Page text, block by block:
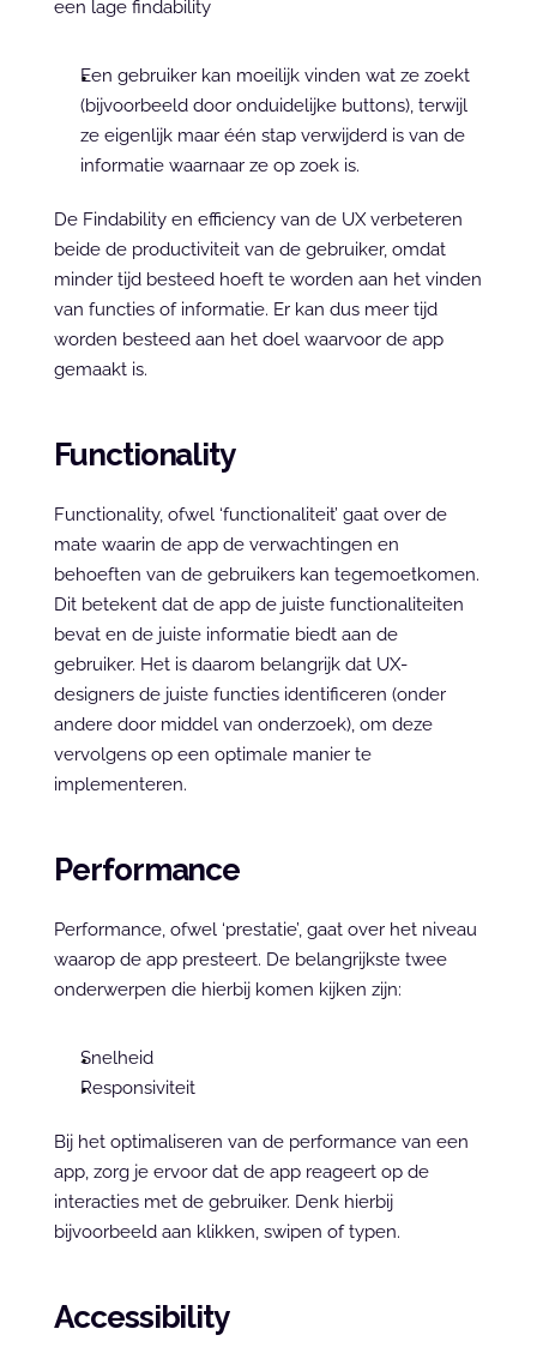
een lage findability
Een gebruiker kan moeilijk vinden wat ze zoekt
(bijvoorbeeld door onduidelijke buttons), terwijl
ze eigenlijk maar één stap verwijderd is van de
informatie waarnaar ze op zoek is.
De Findability en efficiency van de UX verbeteren
beide de productiviteit van de gebruiker, omdat
minder tijd besteed hoeft te worden aan het vinden
van functies of informatie. Er kan dus meer tijd
worden besteed aan het doel waarvoor de app
gemaakt is.
Functionality
Functionality, ofwel ‘functionaliteit’ gaat over de
mate waarin de app de verwachtingen en
behoeften van de gebruikers kan tegemoetkomen.
Dit betekent dat de app de juiste functionaliteiten
bevat en de juiste informatie biedt aan de
gebruiker. Het is daarom belangrijk dat UX-
designers de juiste functies identificeren (onder
andere door middel van onderzoek), om deze
vervolgens op een optimale manier te
implementeren.
Performance
Performance, ofwel ‘prestatie’, gaat over het niveau
waarop de app presteert. De belangrijkste twee
onderwerpen die hierbij komen kijken zijn:
Snelheid
Responsiviteit
Bij het optimaliseren van de performance van een
app, zorg je ervoor dat de app reageert op de
interacties met de gebruiker. Denk hierbij
bijvoorbeeld aan klikken, swipen of typen.
Accessibility